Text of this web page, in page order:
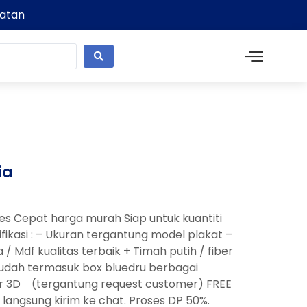
Cepat harga murah Siap untuk kuantiti
: – Ukuran tergantung model plakat –
/ Mdf kualitas terbaik + Timah putih / fiber
termasuk box bluedru berbagai
3D (tergantung request customer) FREE
kirim ke chat. Proses DP 50%.